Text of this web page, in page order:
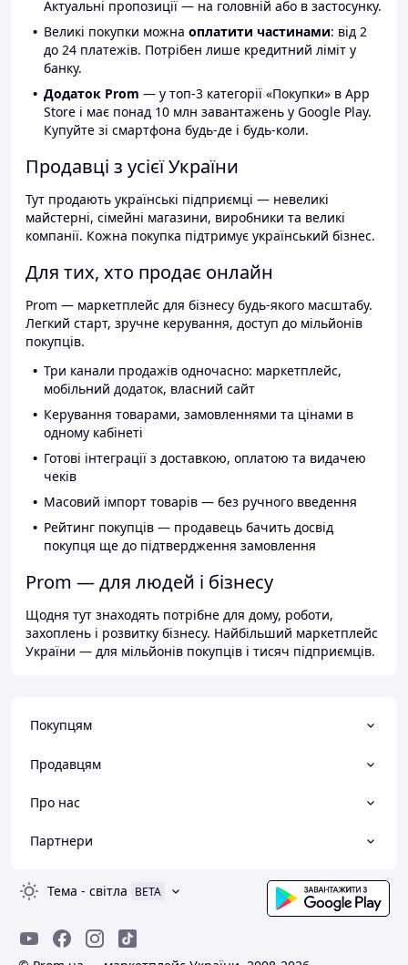
Актуальні пропозиції — на головній або в застосунку.
Великі покупки можна оплатити частинами: від 2
до 24 платежів. Потрібен лише кредитний ліміт у
банку.
Додаток Prom — у топ-3 категорії «Покупки» в App
Store і має понад 10 млн завантажень у Google Play.
Купуйте зі смартфона будь-де і будь-коли.
Продавці з усієї України
Тут продають українські підприємці — невеликі
майстерні, сімейні магазини, виробники та великі
компанії. Кожна покупка підтримує український бізнес.
Для тих, хто продає онлайн
Prom — маркетплейс для бізнесу будь-якого масштабу.
Легкий старт, зручне керування, доступ до мільйонів
покупців.
Три канали продажів одночасно: маркетплейс,
мобільний додаток, власний сайт
Керування товарами, замовленнями та цінами в
одному кабінеті
Готові інтеграції з доставкою, оплатою та видачею
чеків
Масовий імпорт товарів — без ручного введення
Рейтинг покупців — продавець бачить досвід
покупця ще до підтвердження замовлення
Prom — для людей і бізнесу
Щодня тут знаходять потрібне для дому, роботи,
захоплень і розвитку бізнесу. Найбільший маркетплейс
України — для мільйонів покупців і тисяч підприємців.
Покупцям
Продавцям
Про нас
Партнери
Тема - світла BETA